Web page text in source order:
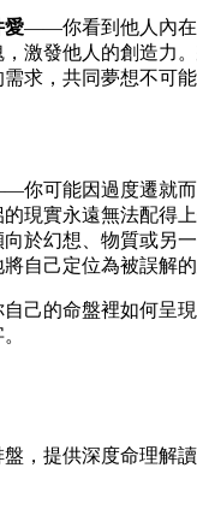
愛——你看到他人內在
激發他人的創造力。
求，共同夢想不可能
你可能因過度遷就而
現實永遠無法配得上
於幻想、物質或另一
自己定位為被誤解的
己的命盤裡如何呈
，提供深度命理解讀